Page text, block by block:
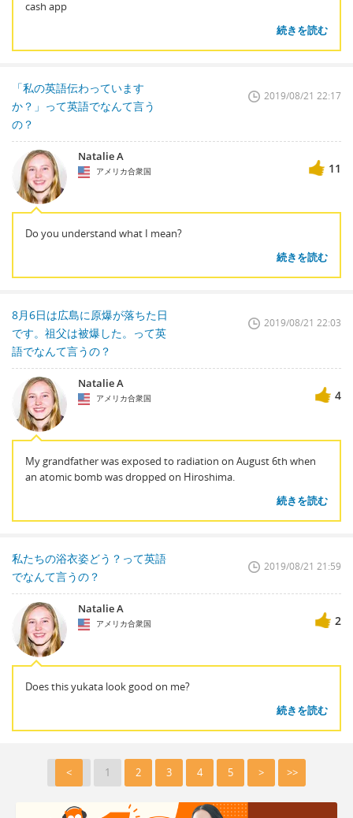
cash app
続きを読む
「私の英語伝わっています
か？」って英語でなんて言う
の？
2019/08/21 22:17
Natalie A
アメリカ合衆国 11
Do you understand what I mean?
続きを読む
8月6日は広島に原爆が落ちた日
です。祖父は被爆した。って英
語でなんて言うの？
2019/08/21 22:03
Natalie A
アメリカ合衆国 4
My grandfather was exposed to radiation on August 6th when
an atomic bomb was dropped on Hiroshima.
続きを読む
私たちの浴衣姿どう？って英語
でなんて言うの？
2019/08/21 21:59
Natalie A
アメリカ合衆国 2
Does this yukata look good on me?
続きを読む
< 1 2 3 4 5 > >>